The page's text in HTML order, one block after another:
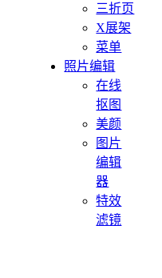
三折页
X展架
菜单
照片编辑
在线
抠图
美颜
图片
编辑
器
特效
滤镜